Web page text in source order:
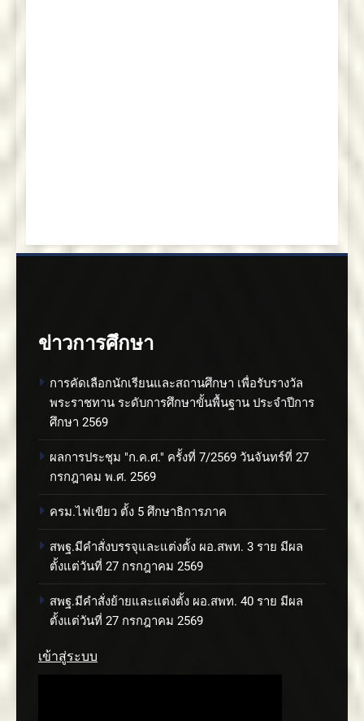
ข่าวการศึกษา
การคัดเลือกนักเรียนและสถานศึกษา เพื่อรับรางวัล
พระราชทาน ระดับการศึกษาขั้นพื้นฐาน ประจำปีการ
ศึกษา 2569
ผลการประชุม "ก.ค.ศ." ครั้งที่ 7/2569 วันจันทร์ที่ 27
กรกฎาคม พ.ศ. 2569
ครม.ไฟเขียว ตั้ง 5 ศึกษาธิการภาค
สพฐ.มีคำสั่งบรรจุและแต่งตั้ง ผอ.สพท. 3 ราย มีผล
ตั้งแต่วันที่ 27 กรกฎาคม 2569
สพฐ.มีคำสั่งย้ายและแต่งตั้ง ผอ.สพท. 40 ราย มีผล
ตั้งแต่วันที่ 27 กรกฎาคม 2569
เข้าสู่ระบบ